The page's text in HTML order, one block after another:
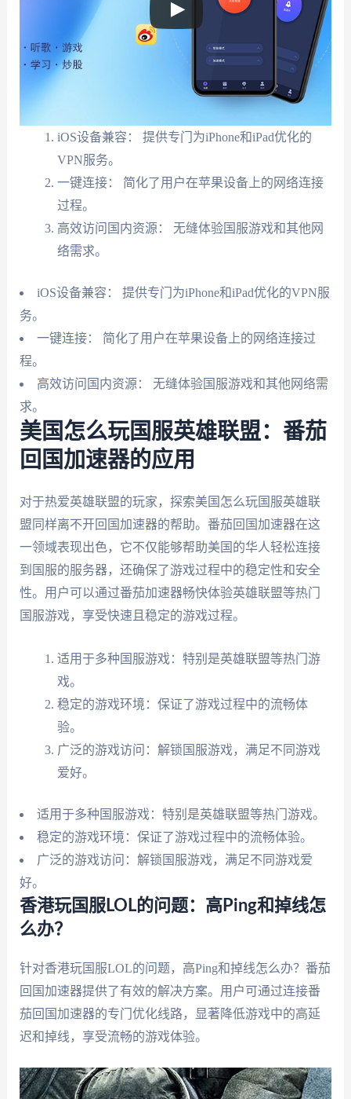
iOS设备兼容： 提供专门为iPhone和iPad优化的
VPN服务。
一键连接： 简化了用户在苹果设备上的网络连接
过程。
高效访问国内资源： 无缝体验国服游戏和其他网
络需求。
iOS设备兼容： 提供专门为iPhone和iPad优化的VPN服
务。
一键连接： 简化了用户在苹果设备上的网络连接过
程。
高效访问国内资源： 无缝体验国服游戏和其他网络需
求。
美国怎么玩国服英雄联盟：番茄
回国加速器的应用
对于热爱英雄联盟的玩家，探索美国怎么玩国服英雄联
盟同样离不开回国加速器的帮助。番茄回国加速器在这
一领域表现出色，它不仅能够帮助美国的华人轻松连接
到国服的服务器，还确保了游戏过程中的稳定性和安全
性。用户可以通过番茄加速器畅快体验英雄联盟等热门
国服游戏，享受快速且稳定的游戏过程。
适用于多种国服游戏：特别是英雄联盟等热门游
戏。
稳定的游戏环境：保证了游戏过程中的流畅体
验。
广泛的游戏访问：解锁国服游戏，满足不同游戏
爱好。
适用于多种国服游戏：特别是英雄联盟等热门游戏。
稳定的游戏环境：保证了游戏过程中的流畅体验。
广泛的游戏访问：解锁国服游戏，满足不同游戏爱
好。
香港玩国服LOL的问题：高Ping和掉线怎
么办？
针对香港玩国服LOL的问题，高Ping和掉线怎么办？番茄
回国加速器提供了有效的解决方案。用户可通过连接番
茄回国加速器的专门优化线路，显著降低游戏中的高延
迟和掉线，享受流畅的游戏体验。